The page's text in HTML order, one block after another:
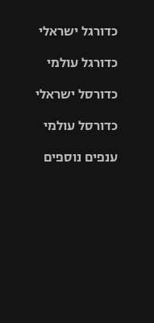
כדורגל ישראלי
גביע הטוטו
כדורגל עולמי
האלופות
ליגה
כדורסל ישראלי
סל
כדורסל עולמי
ענפים נוספים